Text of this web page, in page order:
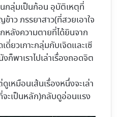
กลุ่มเป็นก้อน อุบัติเหตุที่
าว ภรรยาสาว(ที่สวยเอาใจ
หลังความตายที่ได้ยินจาก
ดี่ยวเกาะกลุ่มกับเจิดและเซี
พาเราไปเล่าเรื่องถอดจิต
เหมือนเส้นเรื่องหนึ่งจะเล่า
ะเป็นหลัก)กลับดูอ่อนแรง